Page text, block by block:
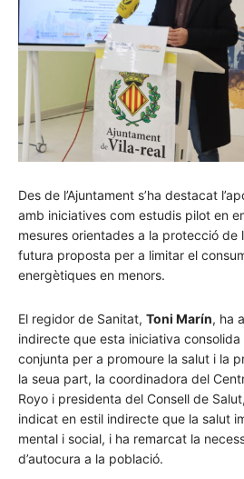
Des de l’Ajuntament s’ha destacat
amb iniciatives com estudis pilot en
mesures orientades a la protecció de
futura proposta per a limitar el
energètiques en menors.
El regidor de Sanitat, Toni Marín, ha
indirecte que esta iniciativa
conjunta per a promoure la salut i la
la seua part, la coordinadora del
Royo i presidenta del Consell de Salut,
indicat en estil indirecte que la salut
mental i social, i ha remarcat la
d’autocura a la població.